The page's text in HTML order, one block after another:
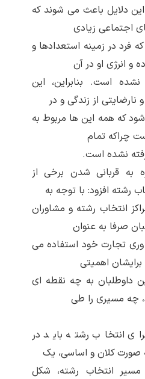
دلایل باعث می شوند که
اجتماعی زیادی
فرد در زمینه استعدادها و
و انرژی او در آن
است. بنابراین، این
از زندگی و در
که همه این ها مربوط به
چراکه تمام
نشده است.
به قربانی شدن برخی از
رشته افزود: با توجه به
انتخاب رشته و مشاوران
صرفا به عنوان
وری تجارت خود استفاده می
اهمیتی
داوطلبان به چه نقطه ای
چه مسیری را طی
انتخاب رشته باید در
صورت کلان و اساسی، یک
مسیر انتخاب رشته، شکل